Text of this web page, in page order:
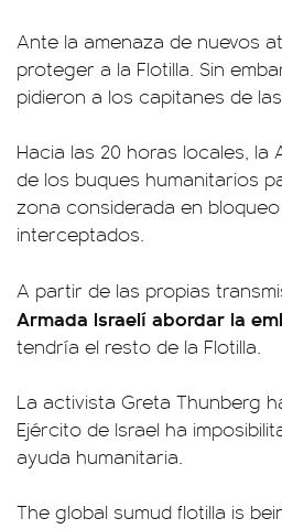
Ante la amenaza de nuevos
proteger a la Flotilla. Sin
pidieron a los capitanes de
Hacia las 20 horas locales,
de los buques humanitarios
zona considerada en
interceptados.
A partir de las propias
Armada Israelí abordar la
tendría el resto de la Flotilla.
La activista Greta Thunberg
Ejército de Israel ha
ayuda humanitaria.
The global sumud flotilla is